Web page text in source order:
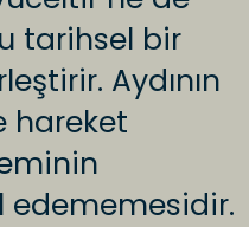
tarihsel bir
Aydının
hareket
edememesidir.